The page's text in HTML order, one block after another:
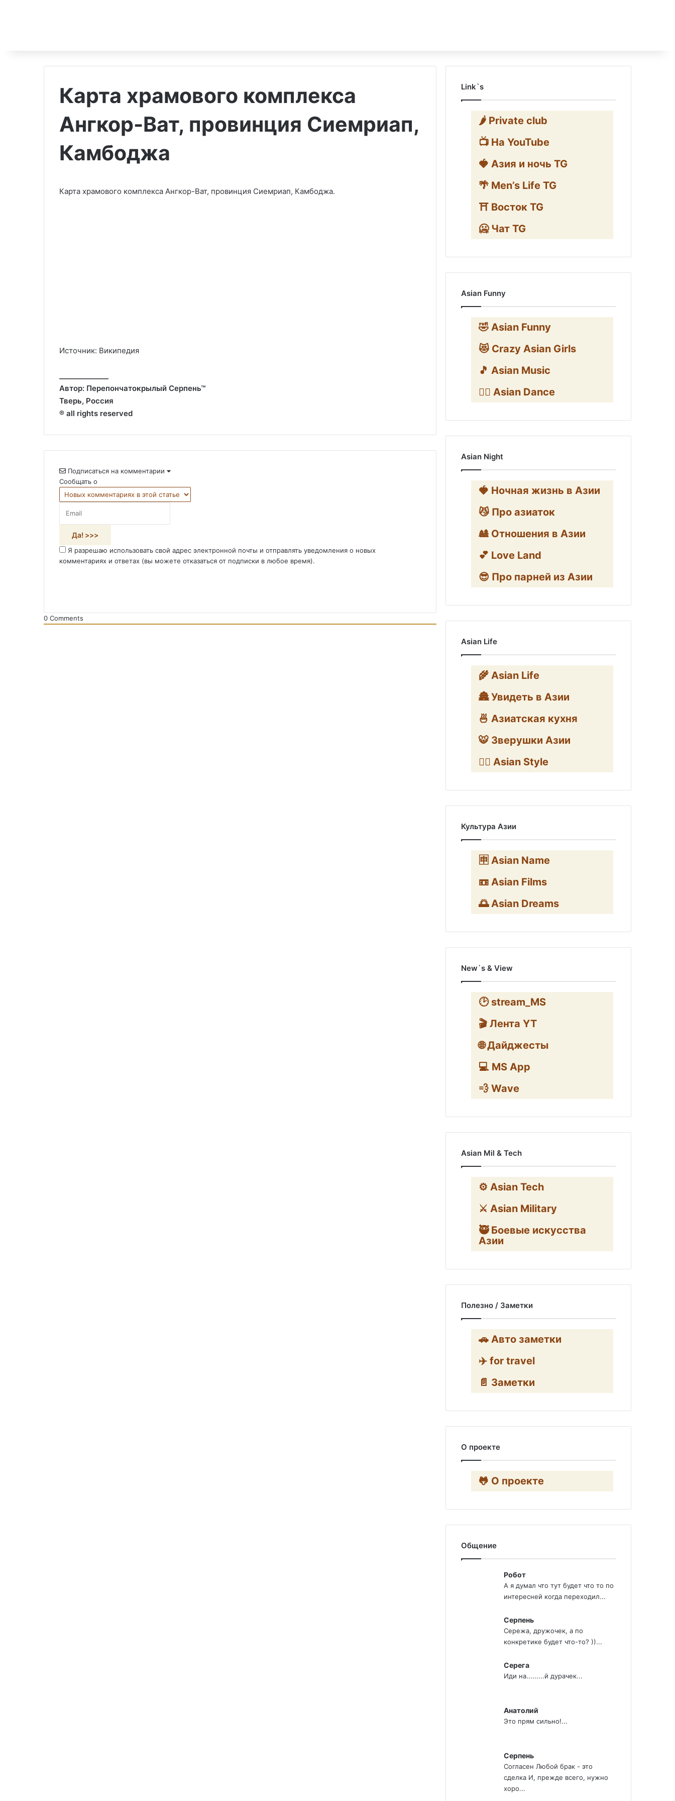
Карта храмового комплекса
Ангкор-Ват, провинция Сиемриап,
Камбоджа
Карта храмового комплекса Ангкор-Ват, провинция Сиемриап, Камбоджа.
Источник: Википедия
Автор: Перепончатокрылый Серпень™
Тверь, Россия
® all rights reserved
Подписаться на комментарии
Сообщать о
Я разрешаю использовать свой адрес электронной почты и отправлять уведомления о новых
комментариях и ответах (вы можете отказаться от подписки в любое время).
0 Comments
Link`s
🌶️ Private club
📺 На YouTube
🍓 Азия и ночь TG
🌴 Men’s Life TG
⛩️ Восток TG
🥶 Чат TG
Asian Funny
🤣 Asian Funny
😻 Crazy Asian Girls
🎵 Asian Music
👯‍♀️ Asian Dance
Asian Night
🍓 Ночная жизнь в Азии
😼 Про азиаток
🎎 Отношения в Азии
💕 Love Land
😎 Про парней из Азии
Asian Life
🌾 Asian Life
🏯 Увидеть в Азии
🍜 Азиатская кухня
🐯 Зверушки Азии
🧛‍♂️ Asian Style
Культура Азии
🈸 Asian Name
📼 Asian Films
🌅 Asian Dreams
New`s & View
🕑 stream_MS
🎬 Лента YT
🌐 Дайджесты
💻 MS App
💨 Wave
Asian Mil & Tech
⚙️ Asian Tech
⚔️ Asian Military
🥷 Боевые искусства
Азии
Полезно / Заметки
🚗 Авто заметки
✈️ for travel
📄 Заметки
О проекте
🐸 О проекте
Общение
Робот
А я думал что тут будет что то по
интересней когда переходил...
Серпень
Сережа, дружочек, а по
конкретике будет что-то? ))...
Серега
Иди на.........й дурачек...
Анатолий
Это прям сильно!...
Серпень
Согласен Любой брак - это
сделка И, прежде всего, нужно
хоро...